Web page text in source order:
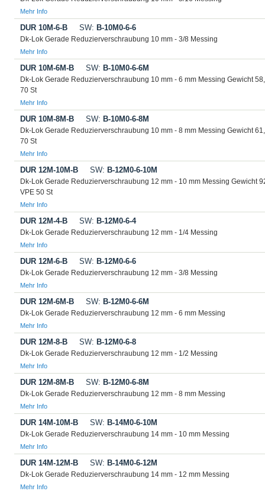
Mehr Info
DUR 10M-6-B SW: B-10M0-6-6
Dk-Lok Gerade Reduzierverschraubung 10 mm - 3/8 Messing
Mehr Info
DUR 10M-6M-B SW: B-10M0-6-6M
Dk-Lok Gerade Reduzierverschraubung 10 mm - 6 mm Messing Gewicht
70 St
Mehr Info
DUR 10M-8M-B SW: B-10M0-6-8M
Dk-Lok Gerade Reduzierverschraubung 10 mm - 8 mm Messing Gewicht
70 St
Mehr Info
DUR 12M-10M-B SW: B-12M0-6-10M
Dk-Lok Gerade Reduzierverschraubung 12 mm - 10 mm Messing Gewicht
VPE 50 St
Mehr Info
DUR 12M-4-B SW: B-12M0-6-4
Dk-Lok Gerade Reduzierverschraubung 12 mm - 1/4 Messing
Mehr Info
DUR 12M-6-B SW: B-12M0-6-6
Dk-Lok Gerade Reduzierverschraubung 12 mm - 3/8 Messing
Mehr Info
DUR 12M-6M-B SW: B-12M0-6-6M
Dk-Lok Gerade Reduzierverschraubung 12 mm - 6 mm Messing
Mehr Info
DUR 12M-8-B SW: B-12M0-6-8
Dk-Lok Gerade Reduzierverschraubung 12 mm - 1/2 Messing
Mehr Info
DUR 12M-8M-B SW: B-12M0-6-8M
Dk-Lok Gerade Reduzierverschraubung 12 mm - 8 mm Messing
Mehr Info
DUR 14M-10M-B SW: B-14M0-6-10M
Dk-Lok Gerade Reduzierverschraubung 14 mm - 10 mm Messing
Mehr Info
DUR 14M-12M-B SW: B-14M0-6-12M
Dk-Lok Gerade Reduzierverschraubung 14 mm - 12 mm Messing
Mehr Info